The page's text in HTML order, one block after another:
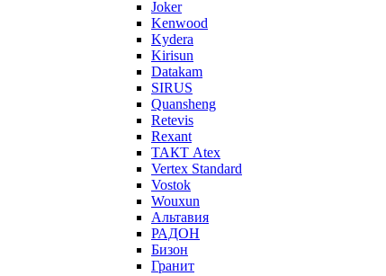
Joker
Kenwood
Kydera
Kirisun
Datakam
SIRUS
Quansheng
Retevis
Rexant
ТАКТ Atex
Vertex Standard
Vostok
Wouxun
Альтавия
РАДОН
Бизон
Гранит